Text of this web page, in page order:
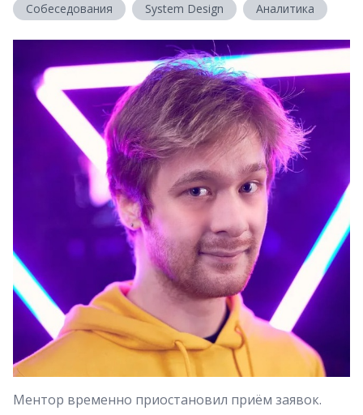
Собеседования
System Design Аналитика
Ментор временно приостановил приём заявок.